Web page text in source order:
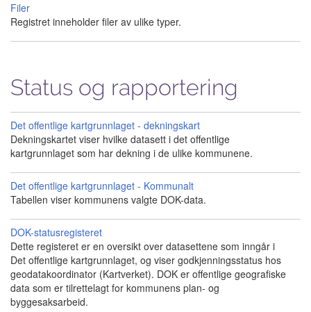
Filer
Registret inneholder filer av ulike typer.
Status og rapportering
Det offentlige kartgrunnlaget - dekningskart
Dekningskartet viser hvilke datasett i det offentlige
kartgrunnlaget som har dekning i de ulike kommunene.
Det offentlige kartgrunnlaget - Kommunalt
Tabellen viser kommunens valgte DOK-data.
DOK-statusregisteret
Dette registeret er en oversikt over datasettene som inngår i
Det offentlige kartgrunnlaget, og viser godkjenningsstatus hos
geodatakoordinator (Kartverket). DOK er offentlige geografiske
data som er tilrettelagt for kommunens plan- og
byggesaksarbeid.